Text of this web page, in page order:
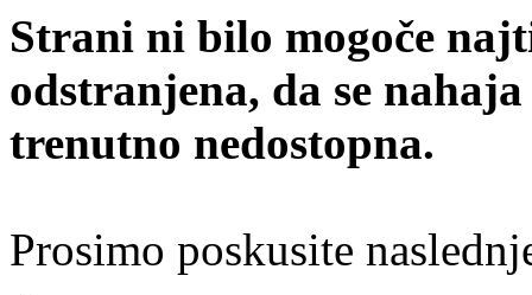
Strani ni bilo mogoče
odstranjena, da se
trenutno nedostopna.
Prosimo poskusite